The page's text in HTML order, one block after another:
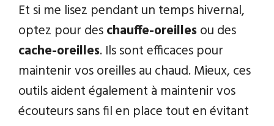
Et si me lisez pendant un temps hivernal,
optez pour deschauffe-oreillesou des
cache-oreilles. Ils sont efficaces pour
maintenir vos oreilles au chaud. Mieux, ces
outils aident également à maintenir vos
écouteurs sans fil en place tout en évitant